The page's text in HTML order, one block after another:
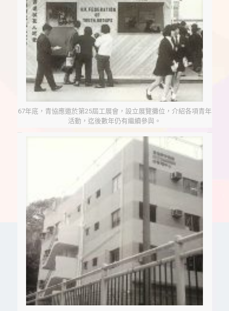
67年底，青協應邀於第25屆工展會，設立展覽攤位，介紹各項青年
活動，迄後數年仍有繼續參與。